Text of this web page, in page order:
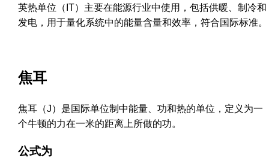
英热单位（IT）主要在能源行业中使用，包括供暖、制冷和
发电，用于量化系统中的能量含量和效率，符合国际标准。
焦耳
焦耳（J）是国际单位制中能量、功和热的单位，定义为一
个牛顿的力在一米的距离上所做的功。
公式为